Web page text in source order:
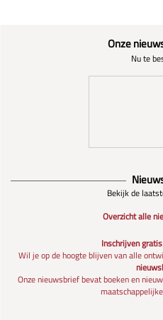
Onze
Nu te
Bekijk de
Overzicht alle
Inschrijven
Wil je op de hoogte blijven van alle
Onze nieuwsbrief bevat boeken en